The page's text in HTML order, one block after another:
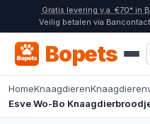
Gratis levering v.a. €70* in
Veilig betalen via Bancontact
Bopets
HomeKnaagdieren
Esve Wo-Bo